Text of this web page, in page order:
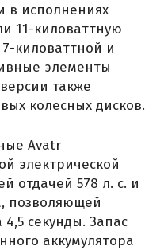
в исполнениях
11-киловаттную
киловаттной и
элементы
также
колесных дисков.
Avatr
электрической
отдачей 578 л. с. и
позволяющей
4,5 секунды. Запас
аккумулятора